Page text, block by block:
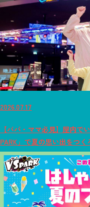
2026.07.17
【パパ・ママ必見】屋内で
PARK」で夏の思い出をつく